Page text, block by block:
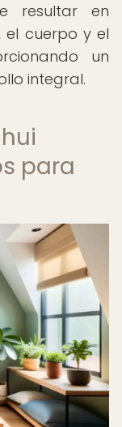
resultar en
el cuerpo y el
un
integral.
para